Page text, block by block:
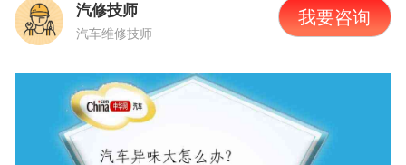
汽修技师
汽车维修技师
我要咨询